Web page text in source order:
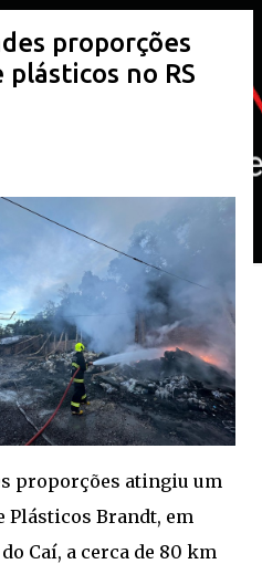
proporções
no RS
proporções atingiu um
Plásticos Brandt, em
Caí, a cerca de 80 km